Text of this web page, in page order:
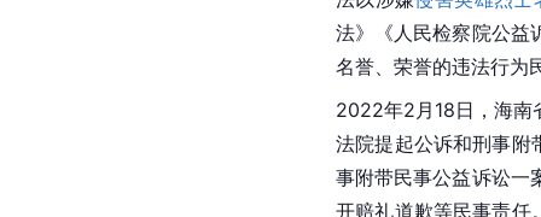
法》《人民检察院公益
名誉、荣誉的违法行为
2022年2月18日，海南
法院提起公诉和刑事附
事附带民事公益诉讼一
开赔礼道歉等民事责任